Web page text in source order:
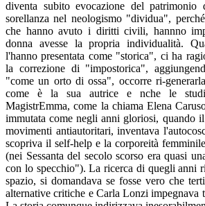
diventa subito evocazione del
sorellanza nel neologismo "dividua",
che hanno avuto i diritti civili, hannno
donna avesse la propria individualità.
l'hanno presentata come "storica", ci ha
la correzione di "impostorica",
"come un orto di ossa", occorre ri-
come è la sua autrice e nche le
MagistrEmma, come la chiama Elena
immutata come negli anni gloriosi, quando
movimenti antiautoritari, inventava
scopriva il self-help e la corporeità
(nei Sessanta del secolo scorso era quasi
con lo specchio"). La ricerca di quegli anni
spazio, si domandava se fosse vero che
alternative critiche e Carla Lonzi impegnava